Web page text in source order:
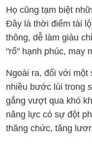
Họ cũng tạm biệt
Đây là thời điểm tài
thông, dễ làm giàu
"rổ" hạnh phúc, may
Ngoài ra, đối với
nhiều bước lùi trong
gắng vượt qua khó
năng lực có sự đột
thăng chức, tăng